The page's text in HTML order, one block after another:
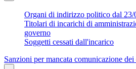
Organi di indirizzo politico dal 23/
Titolari di incarichi di
governo
Soggetti cessati dall'incarico
Sanzioni per mancata comunicazione dei